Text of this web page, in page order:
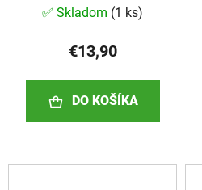
✅ Skladom (1 ks)
€13,90
DO KOŠÍKA